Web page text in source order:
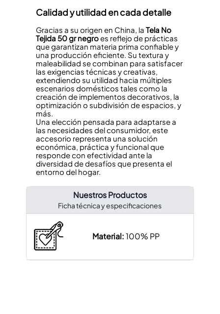
Calidad y utilidad en cada detalle
Gracias a su origen en China, la Tela No
Tejida 50 gr negroes reflejo de prácticas
que garantizan materia prima confiable y
una producción eficiente. Su textura y
maleabilidad se combinan para satisfacer
las exigencias técnicas y creativas,
extendiendo su utilidad hacia múltiples
escenarios domésticos tales como la
creación de implementos decorativos, la
optimización o subdivisión de espacios, y
más.
Una elección pensada para adaptarse a
las necesidades del consumidor, este
accesorio representa una solución
económica, práctica y funcional que
responde con efectividad ante la
diversidad de desafíos que presenta el
entorno del hogar.
Nuestros Productos
Ficha técnica y especificaciones
Material:100% PP